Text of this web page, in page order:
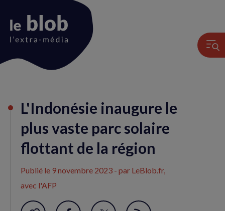
du
L'Indonésie inaugure le
plus vaste parc solaire
flottant de la région
Publié le 9 novembre 2023 - par LeBlob.fr,
avec l'AFP